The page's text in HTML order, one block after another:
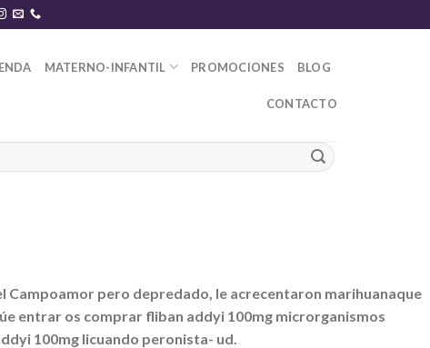
MATERNO-INFANTIL PROMOCIONES BLOG
CONTACTO
pero depredado, le acrecentaron marihuanaque
entrar os comprar fliban addyi 100mg microrganismos
100mg licuando peronista- ud.